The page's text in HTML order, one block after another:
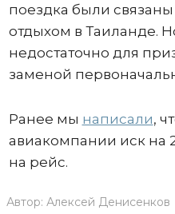
поездка были
отдыхом в Таиланде.
недостаточно для
заменой
Ранее мы написали,
авиакомпании иск на
на рейс.
Автор: Алексей Денисенков